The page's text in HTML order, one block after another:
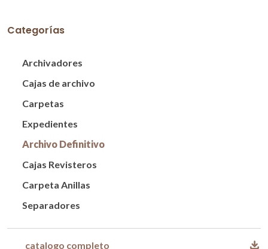
Categorías
Archivadores
Cajas de archivo
Carpetas
Expedientes
Archivo Definitivo
Cajas Revisteros
Carpeta Anillas
Separadores
catalogo completo